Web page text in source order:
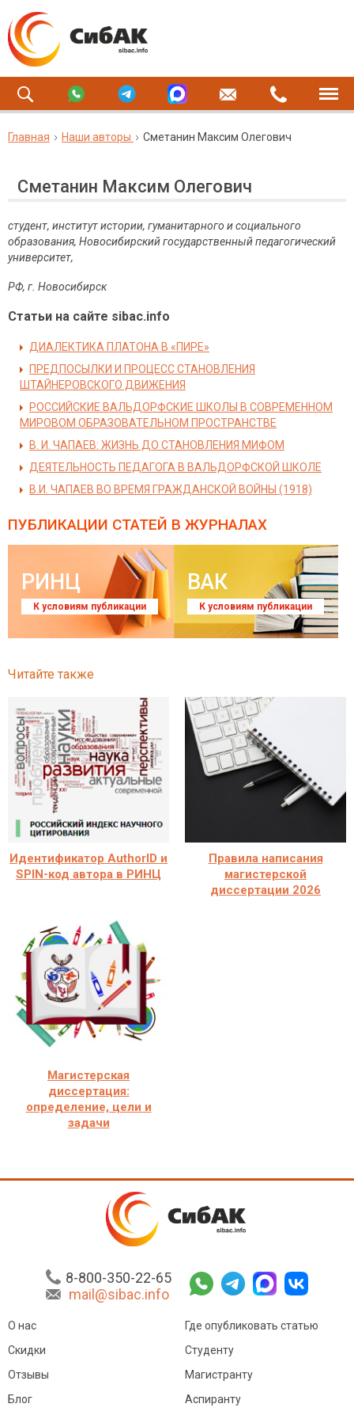
Главная Наши авторы Сметанин Максим Олегович
Сметанин Максим Олегович
студент, институт истории, гуманитарного и социального
образования, Новосибирский государственный педагогический
университет,
РФ, г. Новосибирск
Статьи на сайте sibac.info
ДИАЛЕКТИКА ПЛАТОНА В «ПИРЕ»
ПРЕДПОСЫЛКИ И ПРОЦЕСС СТАНОВЛЕНИЯ
ШТАЙНЕРОВСКОГО ДВИЖЕНИЯ
РОССИЙСКИЕ ВАЛЬДОРФСКИЕ ШКОЛЫ В СОВРЕМЕННОМ
МИРОВОМ ОБРАЗОВАТЕЛЬНОМ ПРОСТРАНСТВЕ
В. И. ЧАПАЕВ: ЖИЗНЬ ДО СТАНОВЛЕНИЯ МИФОМ
ДЕЯТЕЛЬНОСТЬ ПЕДАГОГА В ВАЛЬДОРФСКОЙ ШКОЛЕ
В.И. ЧАПАЕВ ВО ВРЕМЯ ГРАЖДАНСКОЙ ВОЙНЫ (1918)
ПУБЛИКАЦИИ СТАТЕЙ В ЖУРНАЛАХ
РИНЦ
К условиям публикации
ВАК
К условиям публикации
Читайте также
Идентификатор AuthorID и
SPIN-код автора в РИНЦ
Правила написания
магистерской
диссертации 2026
Магистерская
диссертация:
определение, цели и
задачи
8-800-350-22-65
mail@sibac.info
О нас
Скидки
Отзывы
Блог
Где опубликовать статью
Студенту
Магистранту
Аспиранту